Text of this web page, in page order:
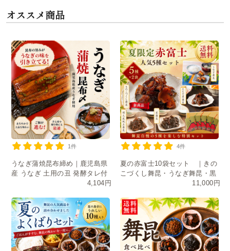
オススメ商品
うなぎ蒲焼昆布締め｜鹿児島県
産 うなぎ 土用の丑 発酵タレ付
4,104円
1件
夏の赤富士10袋セット ｜きの
こづくし舞昆・うなぎ舞昆・黒
舞昆・たもぎ茸・明太風帆立舞
11,000円
4件